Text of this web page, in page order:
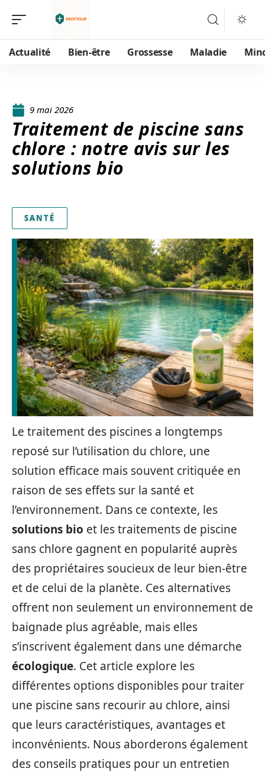
Actualité Bien-être Grossesse Maladie
9 mai 2026
Traitement de piscine sans
chlore : notre avis sur les
solutions bio
SANTÉ
Le traitement des piscines a longtemps
reposé sur l’utilisation du chlore, une
solution efficace mais souvent critiquée en
raison de ses effets sur la santé et
l’environnement. Dans ce contexte, les
solutions bio et les traitements de piscine
sans chlore gagnent en popularité auprès
des propriétaires soucieux de leur bien-être
et de celui de la planète. Ces alternatives
offrent non seulement un environnement de
baignade plus agréable, mais elles
s’inscrivent également dans une démarche
écologique. Cet article explore les
différentes options disponibles pour traiter
une piscine sans recourir au chlore, ainsi
que leurs caractéristiques, avantages et
inconvénients. Nous aborderons également
des conseils pratiques pour un entretien